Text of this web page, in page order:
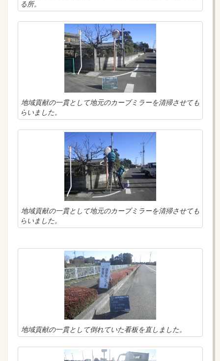
る所。
地域貢献の一貫として地元のカーブミラーを清掃させても
らいました。
地域貢献の一貫として地元のカーブミラーを清掃させても
らいました。
地域貢献の一貫として倒れていた看板を直しました。